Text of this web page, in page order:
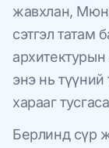
жавхлан,
сэтгэл татам
энэ нь
харааг
Берлинд сүр